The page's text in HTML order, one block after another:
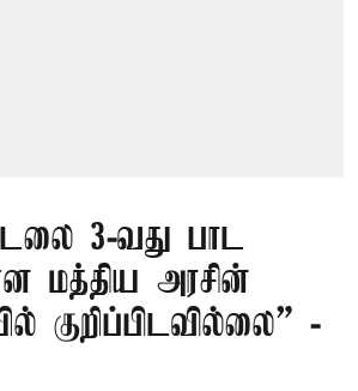
3-வது பாட
மத்திய அரசின்
குறிப்பிடவில்லை” -